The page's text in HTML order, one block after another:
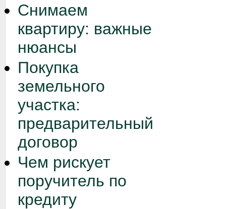
Снимаем
квартиру: важные
нюансы
Покупка
земельного
участка:
предварительный
договор
Чем рискует
поручитель по
кредиту